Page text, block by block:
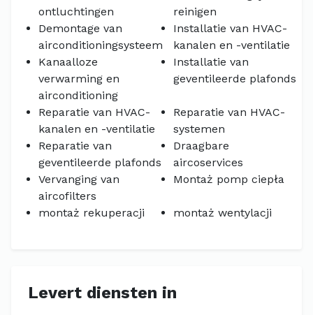
ontluchtingen
reinigen
Demontage van
airconditioningsysteem
Installatie van HVAC-
kanalen en -ventilatie
Kanaalloze
verwarming en
airconditioning
Installatie van
geventileerde plafonds
Reparatie van HVAC-
kanalen en -ventilatie
Reparatie van HVAC-
systemen
Reparatie van
geventileerde plafonds
Draagbare
aircoservices
Vervanging van
aircofilters
Montaż pomp ciepła
montaż rekuperacji montaż wentylacji
Levert diensten in